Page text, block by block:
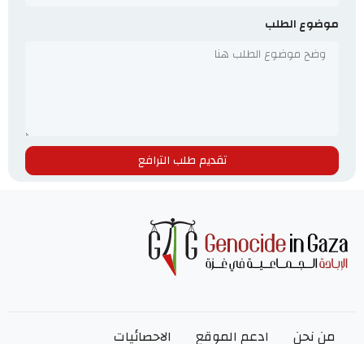
موضوع الطلب
تقديم طلب الترافع
من نحن ادعم الموقع الاحصائيات